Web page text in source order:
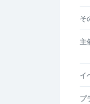
そ
主
イ
プ